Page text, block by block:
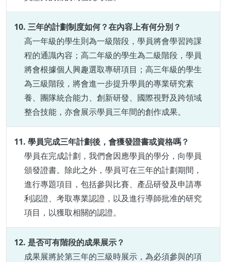
10. 三年的計劃制度如何？在內容上有何分別？
高一年級的學生則為一級階段，學員將會學習跨課
程的通識內容；高二年級的學生為二級階段，學員
將會根據個人興趣選取專研項目；高三年級的學生
為三級階段，將會進一步提升學員的專業研究素
養、團隊統合能力、創新研發、國際視野及跨領域
整合技能，亦會展示學員三年間的創作成果。
11. 學員完成三年計劃後，會獲發證書或資格嗎？
學員在完成計劃，我們會因應學員的學分，向學員
頒發證書。 除此之外，學員可在三年的計劃期間，
進行專題項目，包括參與比賽、產品研發及申請專
利認證、考取專業認證，以及進行導師批准的研究
項目，以獲取相關的認證。
12. 是否可有階段的成果展示？
成果展將於第三年的三級時展示，為必須參與的項